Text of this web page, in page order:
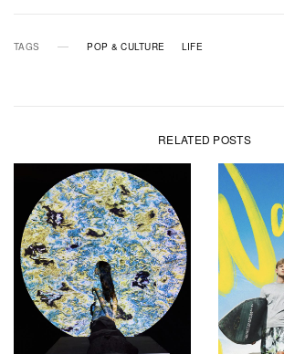
TAGS POP & CULTURE LIFE
RELATED POSTS